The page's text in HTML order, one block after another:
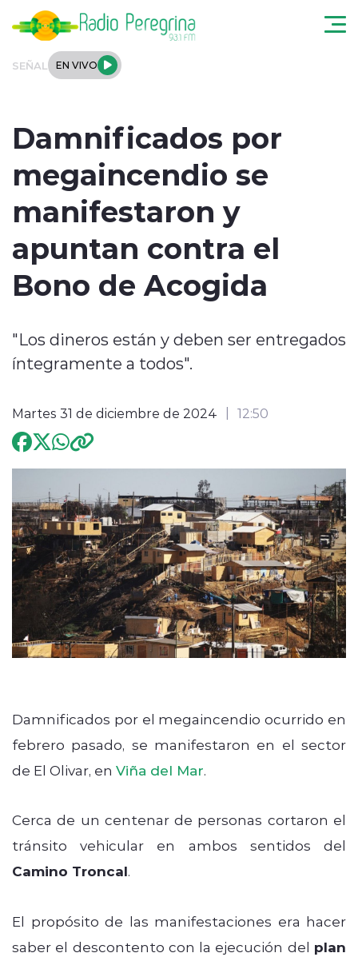
SEÑAL EN VIVO
Tendencias
Internacional
Entrevistas
modo claro
Damnificados por
megaincendio se
manifestaron y
apuntan contra el
Bono de Acogida
"Los dineros están y deben ser entregados
íntegramente a todos".
Martes 31 de diciembre de 2024 12:50
Damnificados por el megaincendio ocurrido en
febrero pasado, se manifestaron en el sector
de El Olivar, en Viña del Mar.
Cerca de un centenar de personas cortaron el
tránsito vehicular en ambos sentidos del
Camino Troncal.
El propósito de las manifestaciones era hacer
saber el descontento con la ejecución del plan